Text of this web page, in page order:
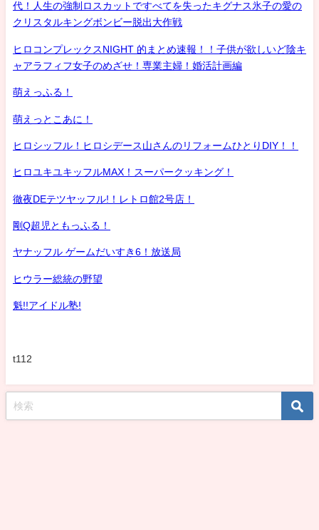
代！人生の強制ロスカットですべてを失ったキグナス氷子の愛の
クリスタルキングボンビー脱出大作戦
ヒロコンプレックスNIGHT 的まとめ速報！！子供が欲しいど陰キ
ャアラフィフ女子のめざせ！専業主婦！婚活計画編
萌えっふる！
萌えっとこあに！
ヒロシッフル！ヒロシデース山さんのリフォームひとりDIY！！
ヒロユキユキッフルMAX！スーパークッキング！
徹夜DEテツヤッフル!！レトロ館2号店！
剛Q超児ともっふる！
ヤナッフル ゲームだいすき6！放送局
ヒウラー総統の野望
魁!!アイドル塾!
t112